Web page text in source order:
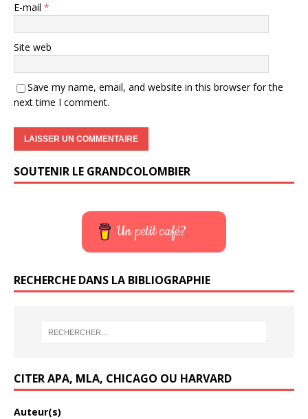
E-mail *
Site web
Save my name, email, and website in this browser for the
next time I comment.
SOUTENIR LE GRANDCOLOMBIER
Un petit café?
RECHERCHE DANS LA BIBLIOGRAPHIE
CITER APA, MLA, CHICAGO OU HARVARD
Auteur(s)